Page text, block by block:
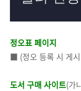
정오표 페이지
■ (정오 등록 시 게
도서 구매 사이트(가